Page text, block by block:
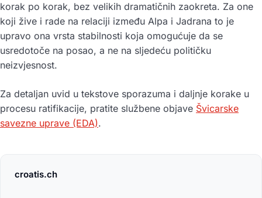
korak po korak, bez velikih dramatičnih zaokreta. Za one
koji žive i rade na relaciji između Alpa i Jadrana to je
upravo ona vrsta stabilnosti koja omogućuje da se
usredotoče na posao, a ne na sljedeću političku
neizvjesnost.
Za detaljan uvid u tekstove sporazuma i daljnje korake u
procesu ratifikacije, pratite službene objave Švicarske
savezne uprave (EDA).
croatis.ch